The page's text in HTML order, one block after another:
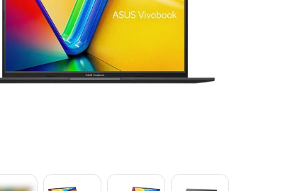
Ryzen 3
Ryzen 5
کامپیوتر های همه کاره